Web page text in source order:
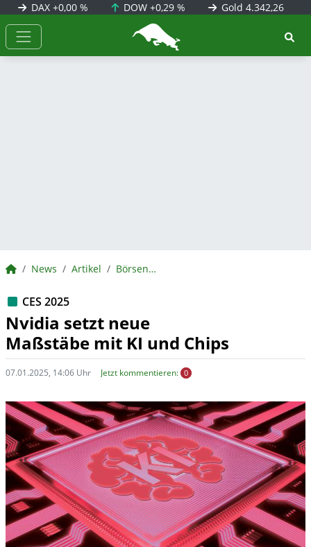
DAX +0,00 % DOW+0,29 % Gold 4.342,26
BörsenNEWS.de
BörsenNEWS.de
News Artikel BörsenNEWS.de
CES 2025
Nvidia setzt neue
Maßstäbe mit KI und Chips
07.01.2025, 14:06 Uhr Jetzt kommentieren: 0